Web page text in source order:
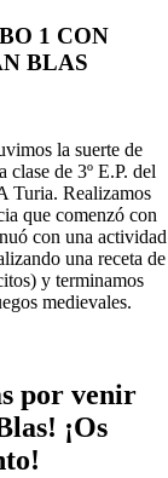
1 CON
BLAS
la suerte de
clase de 3º E.P. del
Turia. Realizamos
que comenzó con
con una actividad
una receta de
y terminamos
medievales.
por venir
¡Os